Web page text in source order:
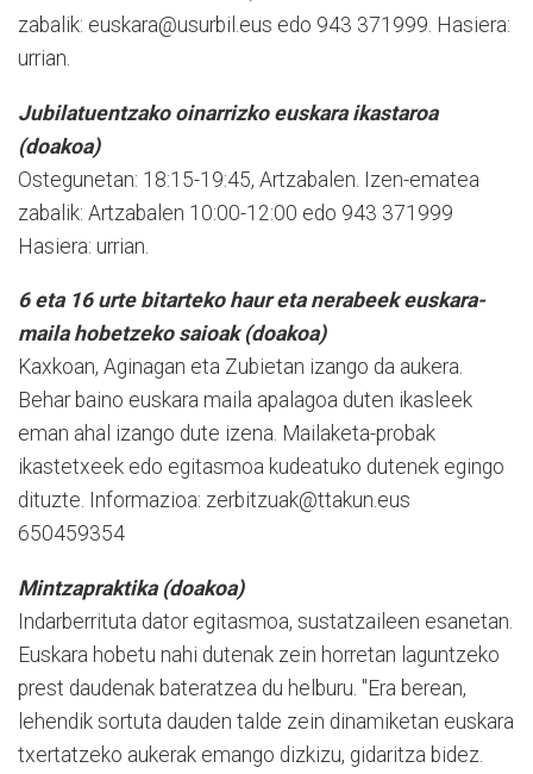
zabalik: euskara@usurbil.eus edo 943 371999. Hasiera:
urrian.
Jubilatuentzako oinarrizko euskara ikastaroa
(doakoa)
Ostegunetan: 18:15-19:45, Artzabalen. Izen-ematea
zabalik: Artzabalen 10:00-12:00 edo 943 371999
Hasiera: urrian.
6 eta 16 urte bitarteko haur eta nerabeek euskara-
maila hobetzeko saioak (doakoa)
Kaxkoan, Aginagan eta Zubietan izango da aukera.
Behar baino euskara maila apalagoa duten ikasleek
eman ahal izango dute izena. Mailaketa-probak
ikastetxeek edo egitasmoa kudeatuko dutenek egingo
dituzte. Informazioa: zerbitzuak@ttakun.eus
650459354
Mintzapraktika (doakoa)
Indarberrituta dator egitasmoa, sustatzaileen esanetan.
Euskara hobetu nahi dutenak zein horretan laguntzeko
prest daudenak bateratzea du helburu. "Era berean,
lehendik sortuta dauden talde zein dinamiketan euskara
txertatzeko aukerak emango dizkizu, gidaritza bidez.